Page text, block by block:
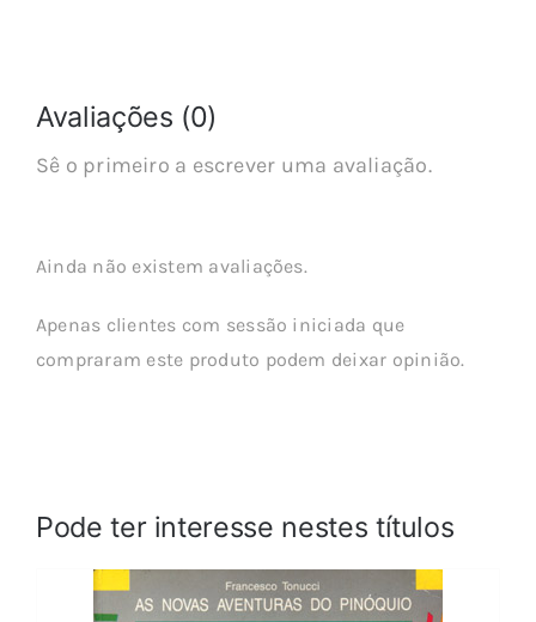
Avaliações (0)
Sê o primeiro a escrever uma avaliação.
Ainda não existem avaliações.
Apenas clientes com sessão iniciada que
compraram este produto podem deixar opinião.
Pode ter interesse nestes títulos